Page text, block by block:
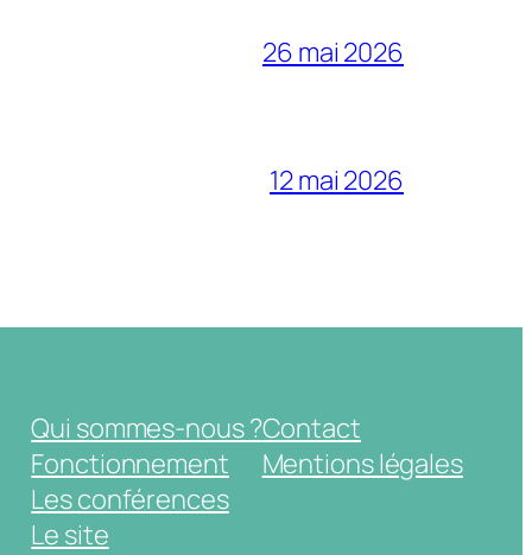
26 mai 2026
12 mai 2026
Qui sommes-nous ?
Fonctionnement
Les conférences
Le site
Contact
Mentions légales